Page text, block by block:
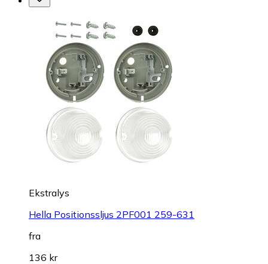
Ekstralys
Hella Positionssljus 2PF001 259-631
fra
136 kr